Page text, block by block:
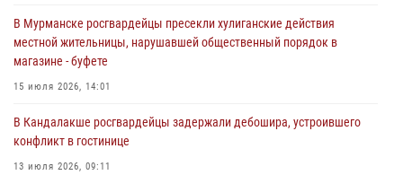
30 июля 2026, 14:09
В Управлении Росгвардии по Мурманской области прошло пожарно-
тактическое занятие совместно с МЧС России
В Мурманске росгвардейцы пресекли хулиганские действия
местной жительницы, нарушавшей общественный порядок в
магазине - буфете
15 июля 2026, 14:01
В Кандалакше росгвардейцы задержали дебошира, устроившего
конфликт в гостинице
13 июля 2026, 09:11